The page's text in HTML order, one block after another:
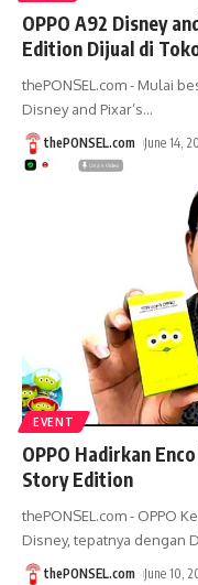
OPPO A92 Disney
Edition Dijual di
thePONSEL.com - Mulai
Disney and Pixar’s…
thePONSEL.com June 14,
EVENT
OPPO Hadirkan
Story Edition
thePONSEL.com - OPPO
Disney, tepatnya dengan
thePONSEL.com June 10,